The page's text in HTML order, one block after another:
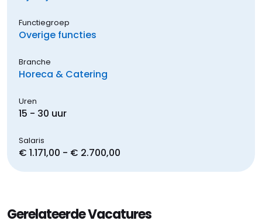
Functiegroep
Overige functies
Branche
Horeca & Catering
Uren
15 - 30 uur
Salaris
€ 1.171,00 - € 2.700,00
Gerelateerde Vacatures